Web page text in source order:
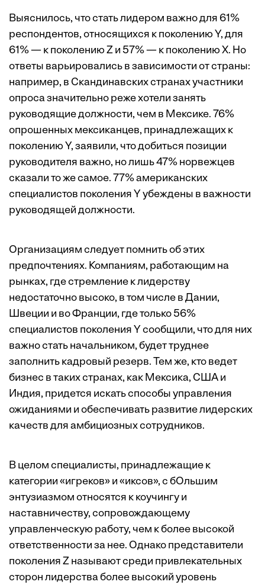
Выяснилось, что стать лидером важно для 61%
респондентов, относящихся к поколению Y, для
61% — к поколению Z и 57% — к поколению X. Но
ответы варьировались в зависимости от страны:
например, в Скандинавских странах участники
опроса значительно реже хотели занять
руководящие должности, чем в Мексике. 76%
опрошенных мексиканцев, принадлежащих к
поколению Y, заявили, что добиться позиции
руководителя важно, но лишь 47% норвежцев
сказали то же самое. 77% американских
специалистов поколения Y убеждены в важности
руководящей должности.
Организациям следует помнить об этих
предпочтениях. Компаниям, работающим на
рынках, где стремление к лидерству
недостаточно высоко, в том числе в Дании,
Швеции и во Франции, где только 56%
специалистов поколения Y сообщили, что для них
важно стать начальником, будет труднее
заполнить кадровый резерв. Тем же, кто ведет
бизнес в таких странах, как Мексика, США и
Индия, придется искать способы управления
ожиданиями и обеспечивать развитие лидерских
качеств для амбициозных сотрудников.
В целом специалисты, принадлежащие к
категории «игреков» и «иксов», с бОльшим
энтузиазмом относятся к коучингу и
наставничеству, сопровождающему
управленческую работу, чем к более высокой
ответственности за нее. Однако представители
поколения Z называют среди привлекательных
сторон лидерства более высокий уровень